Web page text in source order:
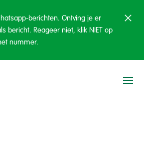
berichten. Ontving je er
bericht. Reageer niet, klik NIET op
nummer.